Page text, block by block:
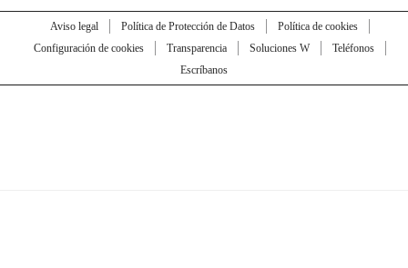
Aviso legal Política de Protección de Datos
Política de cookies
Configuración de cookies
Transparencia Soluciones W
Teléfonos
Escríbanos